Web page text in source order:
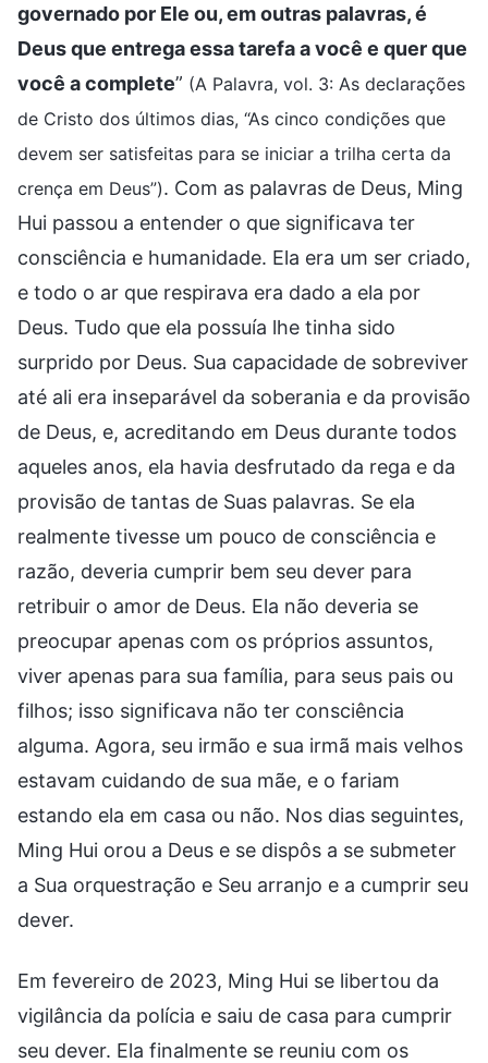
governado por Ele ou, em outras palavras, é
Deus que entrega essa tarefa a você e quer que
você a complete” (A Palavra, vol. 3: As declarações
de Cristo dos últimos dias, “As cinco condições que
devem ser satisfeitas para se iniciar a trilha certa da
crença em Deus”). Com as palavras de Deus, Ming
Hui passou a entender o que significava ter
consciência e humanidade. Ela era um ser criado,
e todo o ar que respirava era dado a ela por
Deus. Tudo que ela possuía lhe tinha sido
surprido por Deus. Sua capacidade de sobreviver
até ali era inseparável da soberania e da provisão
de Deus, e, acreditando em Deus durante todos
aqueles anos, ela havia desfrutado da rega e da
provisão de tantas de Suas palavras. Se ela
realmente tivesse um pouco de consciência e
razão, deveria cumprir bem seu dever para
retribuir o amor de Deus. Ela não deveria se
preocupar apenas com os próprios assuntos,
viver apenas para sua família, para seus pais ou
filhos; isso significava não ter consciência
alguma. Agora, seu irmão e sua irmã mais velhos
estavam cuidando de sua mãe, e o fariam
estando ela em casa ou não. Nos dias seguintes,
Ming Hui orou a Deus e se dispôs a se submeter
a Sua orquestração e Seu arranjo e a cumprir seu
dever.
Em fevereiro de 2023, Ming Hui se libertou da
vigilância da polícia e saiu de casa para cumprir
seu dever. Ela finalmente se reuniu com os